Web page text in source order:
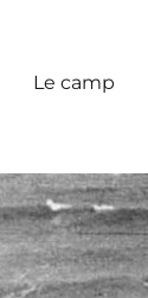
Le camp